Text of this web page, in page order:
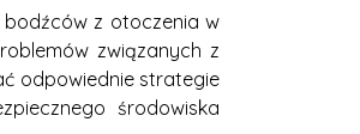
bodźców z otoczenia w
związanych z
odpowiednie strategie
środowiska